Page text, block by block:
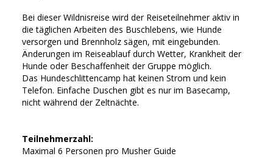
Bei dieser Wildnisreise wird der Reiseteilnehmer aktiv in
die täglichen Arbeiten des Buschlebens, wie Hunde
versorgen und Brennholz sägen, mit eingebunden.
Änderungen im Reiseablauf durch Wetter, Krankheit der
Hunde oder Beschaffenheit der Gruppe möglich.
Das Hundeschlittencamp hat keinen Strom und kein
Telefon. Einfache Duschen gibt es nur im Basecamp,
nicht während der Zeltnächte.
Teilnehmerzahl:
Maximal 6 Personen pro Musher Guide